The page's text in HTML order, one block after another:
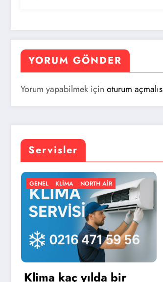
YORUM GÖNDER
Yorum yapabilmek için oturum
Servisler
bir
GENEL KLIMA NORTH
En iyi portatif